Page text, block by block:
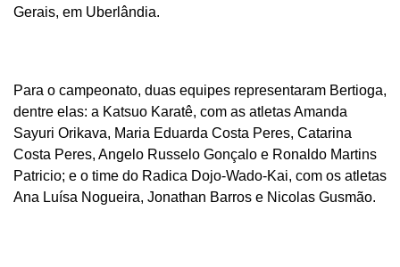
Gerais, em Uberlândia.
Para o campeonato, duas equipes representaram Bertioga,
dentre elas: a Katsuo Karatê, com as atletas Amanda
Sayuri Orikava, Maria Eduarda Costa Peres, Catarina
Costa Peres, Angelo Russelo Gonçalo e Ronaldo Martins
Patricio; e o time do Radica Dojo-Wado-Kai, com os atletas
Ana Luísa Nogueira, Jonathan Barros e Nicolas Gusmão.